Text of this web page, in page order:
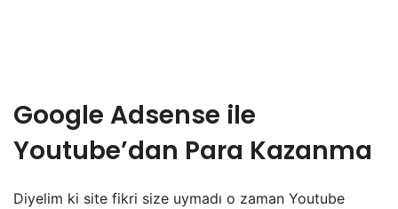
Google Adsense ile
Youtube’dan Para Kazanma
Diyelim ki site fikri size uymadı o zaman Youtube